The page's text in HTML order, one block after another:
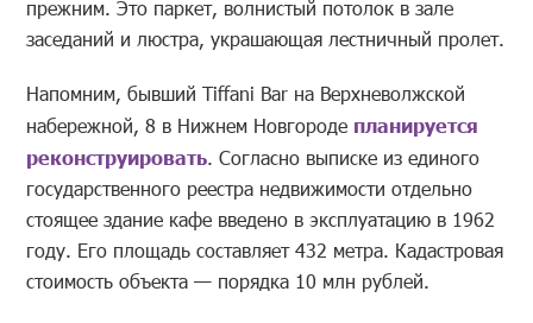
прежним. Это паркет, волнистый потолок в зале
заседаний и люстра, украшающая лестничный пролет.
Напомним, бывший Tiffani Bar на Верхневолжской
набережной, 8 в Нижнем Новгороде планируется
реконструировать. Согласно выписке из единого
государственного реестра недвижимости отдельно
стоящее здание кафе введено в эксплуатацию в 1962
году. Его площадь составляет 432 метра. Кадастровая
стоимость объекта — порядка 10 млн рублей.